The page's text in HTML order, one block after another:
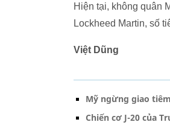
Hiện tại, không quân
Lockheed Martin, số
Việt Dũng
Mỹ ngừng giao
Chiến cơ J-20 của